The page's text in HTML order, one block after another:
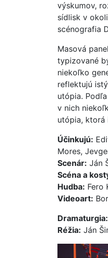
výskumov,
sídlisk v
scénografia
Masová
typizované
niekoľko
reflektujú
utópia.
v nich
utópia, ktorá
Účinkujú:
Mores,
Scenár: Ján
Scéna a
Hudba: Fero
Videoart:
Dramaturgia:
Réžia: Ján